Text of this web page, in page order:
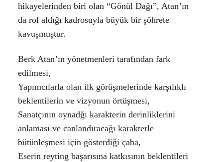
hikayelerinden biri olan “Gönül Dağı”, Atan’ın
da rol aldığı kadrosuyla büyük bir şöhrete
kavuşmuştur.
Berk Atan’ın yönetmenleri tarafından fark
edilmesi,
Yapımcılarla olan ilk görüşmelerinde karşılıklı
beklentilerin ve vizyonun örtüşmesi,
Sanatçının oynadğı karakterin derinliklerini
anlaması ve canlandıracağı karakterle
bütünleşmesi için gösterdiği çaba,
Eserin reyting başarısına katkısının beklentileri